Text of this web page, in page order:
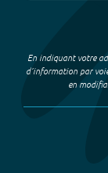
En indiquant votre
d’information par
en